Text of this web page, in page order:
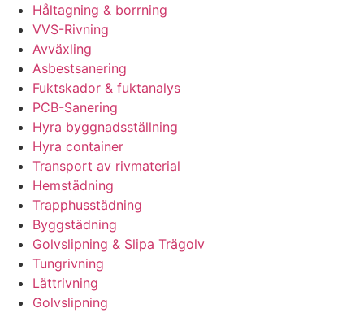
Håltagning & borrning
VVS-Rivning
Avväxling
Asbestsanering
Fuktskador & fuktanalys
PCB-Sanering
Hyra byggnadsställning
Hyra container
Transport av rivmaterial
Hemstädning
Trapphusstädning
Byggstädning
Golvslipning & Slipa Trägolv
Tungrivning
Lättrivning
Golvslipning